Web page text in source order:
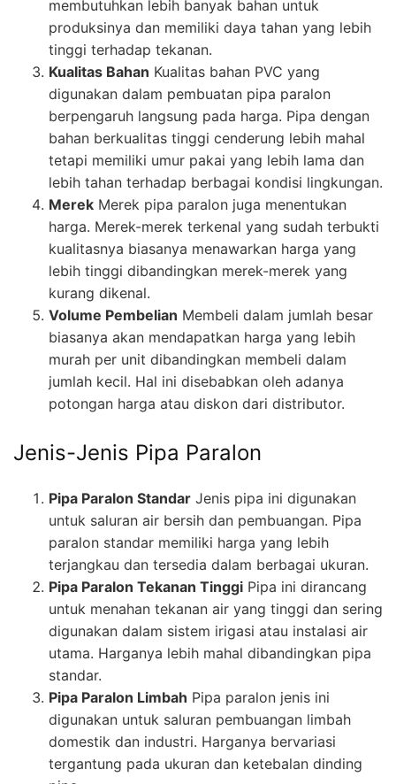
membutuhkan lebih banyak bahan untuk
produksinya dan memiliki daya tahan yang lebih
tinggi terhadap tekanan.
Kualitas Bahan Kualitas bahan PVC yang
digunakan dalam pembuatan pipa paralon
berpengaruh langsung pada harga. Pipa dengan
bahan berkualitas tinggi cenderung lebih mahal
tetapi memiliki umur pakai yang lebih lama dan
lebih tahan terhadap berbagai kondisi lingkungan.
Merek Merek pipa paralon juga menentukan
harga. Merek-merek terkenal yang sudah terbukti
kualitasnya biasanya menawarkan harga yang
lebih tinggi dibandingkan merek-merek yang
kurang dikenal.
Volume Pembelian Membeli dalam jumlah besar
biasanya akan mendapatkan harga yang lebih
murah per unit dibandingkan membeli dalam
jumlah kecil. Hal ini disebabkan oleh adanya
potongan harga atau diskon dari distributor.
Jenis-Jenis Pipa Paralon
Pipa Paralon Standar Jenis pipa ini digunakan
untuk saluran air bersih dan pembuangan. Pipa
paralon standar memiliki harga yang lebih
terjangkau dan tersedia dalam berbagai ukuran.
Pipa Paralon Tekanan Tinggi Pipa ini dirancang
untuk menahan tekanan air yang tinggi dan sering
digunakan dalam sistem irigasi atau instalasi air
utama. Harganya lebih mahal dibandingkan pipa
standar.
Pipa Paralon Limbah Pipa paralon jenis ini
digunakan untuk saluran pembuangan limbah
domestik dan industri. Harganya bervariasi
tergantung pada ukuran dan ketebalan dinding